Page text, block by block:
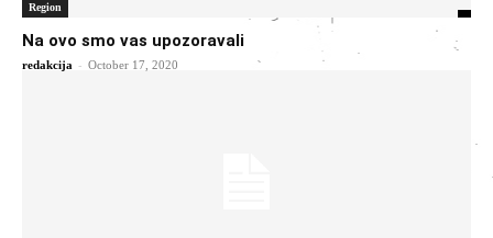
Region
Na ovo smo vas upozoravali
redakcija - October 17, 2020